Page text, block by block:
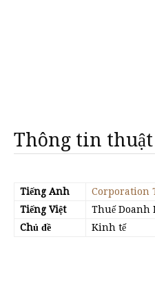
Thông tin
Tiếng Anh
Corporation
Tiếng Việt
Thuế Doanh
Chủ đề
Kinh tế